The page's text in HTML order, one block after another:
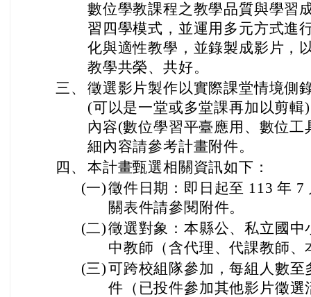
數位學教課程之教學品質與學習
習四學模式，並運用多元方式進
化與適性教學，並錄製成影片，
教學共榮、共好。
三、 徵選影片製作以實際課堂情境側
(可以是一堂或多堂課再加以剪
內容(數位學習平臺應用、數位
細內容請參考計畫附件。
四、 本計畫甄選相關資訊如下：
(一)徵件日期：即日起至 113 年
關表件請參閱附件。
(二)徵選對象：本縣公、私立國
中教師（含代理、代課教師、
(三)可跨校組隊參加，每組人數
件（已投件參加其他影片徵